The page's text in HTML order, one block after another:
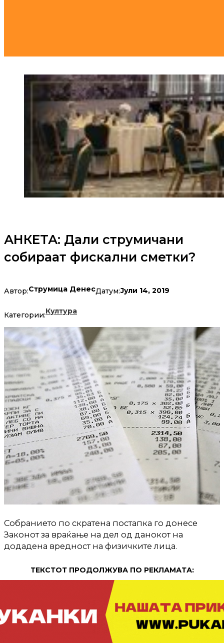
АНКЕТА: Дали струмичани
собираат фискални сметки?
Автор:Струмица ДенесДатум:Јули 14, 2019
Категории:Култура
Собранието по скратена постапка го донесе
Законот за враќање на дел од данокот на
додадена вредност на физичките лица.
ТЕКСТОТ ПРОДОЛЖУВА ПО РЕКЛАМАТА: